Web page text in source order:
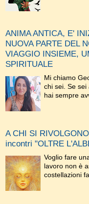
ANIMA ANTICA, E'
NUOVA PARTE DEL
VIAGGIO INSIEME,
SPIRITUALE
Mi chiamo
chi sei. Se
hai sempre
A CHI SI
incontri "OLTRE
Voglio fare
lavoro non è
costellazioni